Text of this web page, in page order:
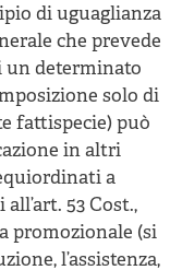
di uguaglianza
che prevede
un determinato
solo di
fattispecie) può
in altri
a
53 Cost.,
promozionale (si
l’assistenza,